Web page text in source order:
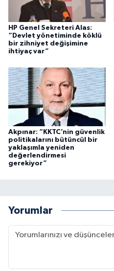
HP Genel Sekreteri Alas:
“Devlet yönetiminde köklü
bir zihniyet değişimine
ihtiyaç var”
Akpınar: “KKTC’nin güvenlik
politikalarını bütüncül bir
yaklaşımla yeniden
değerlendirmesi
gerekiyor”
Yorumlar